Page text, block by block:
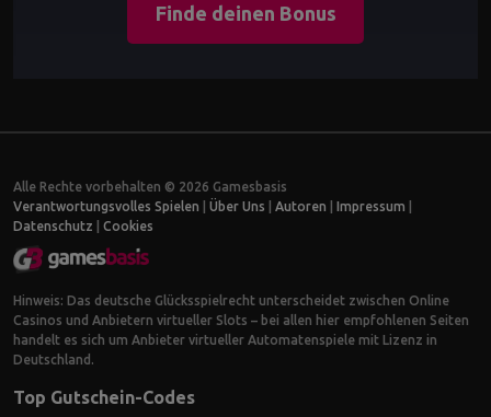
Finde deinen Bonus
Alle Rechte vorbehalten © 2026 Gamesbasis
Verantwortungsvolles Spielen
Über Uns Autoren Impressum
Datenschutz
Cookies
Hinweis: Das deutsche Glücksspielrecht unterscheidet zwischen Online
Casinos und Anbietern virtueller Slots – bei allen hier empfohlenen Seiten
handelt es sich um Anbieter virtueller Automatenspiele mit Lizenz in
Deutschland.
Top Gutschein-Codes